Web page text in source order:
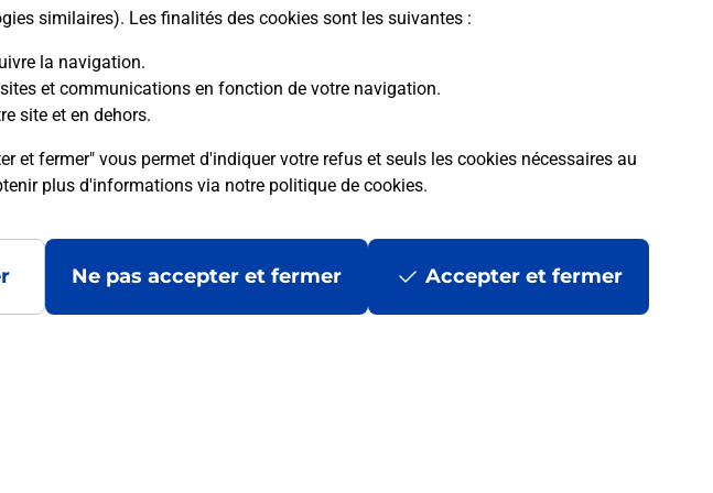
similaires). Les finalités des cookies sont les suivantes :
la navigation.
et communications en fonction de votre navigation.
site et en dehors.
et fermer" vous permet d'indiquer votre refus et seuls les cookies nécessaires au
plus d'informations via notre politique de cookies.
Ne pas accepter et fermer Accepter et fermer